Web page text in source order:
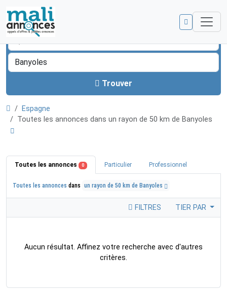
Trouver
Espagne
Toutes les annonces dans un rayon de 50 km de Banyoles
Toutes les annonces 0 Particulier Professionnel
Toutes les annonces dans un rayon de 50 km de Banyoles
FILTRES TIER PAR
Aucun résultat. Affinez votre recherche avec d'autres
critères.